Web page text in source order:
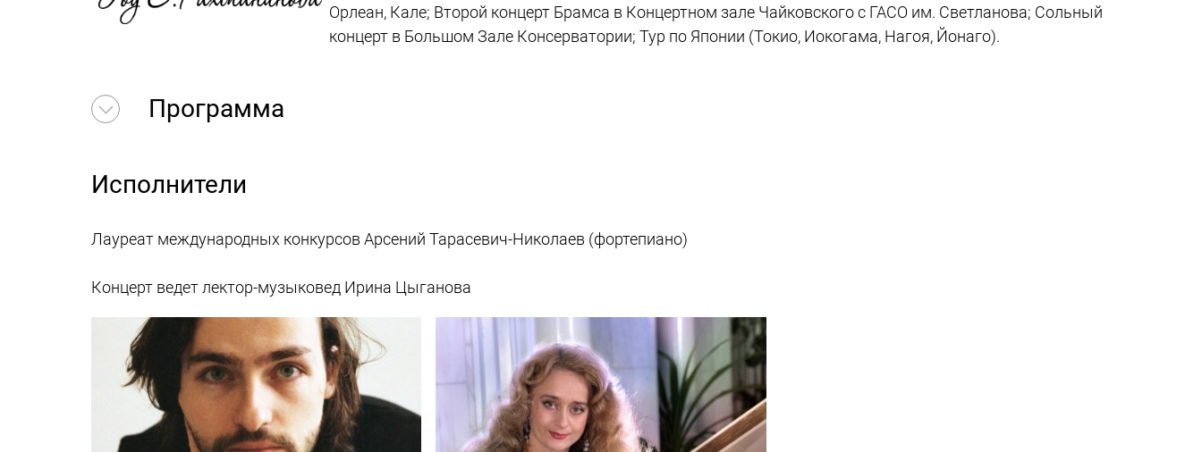
Орлеан, Кале; Второй концерт Брамса в Концертном зале Чайковского с ГАСО им. Светланова; Сольный
концерт в Большом Зале Консерватории; Тур по Японии (Токио, Иокогама, Нагоя, Йонаго).
Программа
Исполнители
Лауреат международных конкурсов Арсений Тарасевич-Николаев (фортепиано)
Концерт ведет лектор-музыковед Ирина Цыганова